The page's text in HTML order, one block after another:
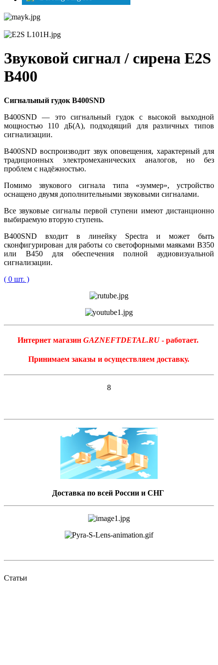
Звуковой сигнал / сирена E2S
B400
Сигнальный гудок B400SND
B400SND — это сигнальный гудок с высокой выходной
мощностью 110 дБ(А), подходящий для различных типов
сигнализации.
B400SND воспроизводит звук оповещения, характерный для
традиционных электромеханических аналогов, но без
проблем с надёжностью.
Помимо звукового сигнала типа «зуммер», устройство
оснащено двумя дополнительными звуковыми сигналами.
Все звуковые сигналы первой ступени имеют дистанционно
выбираемую вторую ступень.
B400SND входит в линейку Spectra и может быть
сконфигурирован для работы со светофорными маяками B350
или B450 для обеспечения полной аудиовизуальной
сигнализации.
( 0 шт. )
Интернет магазин GAZNEFTDETAL.RU- работает.
Принимаем заказы и осуществляем доставку.
8
Доставка по всей России и СНГ
Статьи